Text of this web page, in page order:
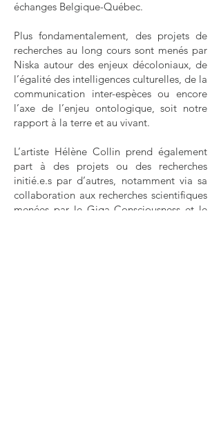
échanges Belgique-Québec.
Plus fondamentalement, des projets de
recherches au long cours sont menés par
Niska autour des enjeux décoloniaux, de
l’égalité des intelligences culturelles, de la
communication inter-espèces ou encore
l’axe de l’enjeu ontologique, soit notre
rapport à la terre et au vivant.
L’artiste Hélène Collin prend également
part à des projets ou des recherches
initié.e.s par d’autres, notamment via sa
collaboration aux recherches scientifiques
menées par le Giga Consciousness et le